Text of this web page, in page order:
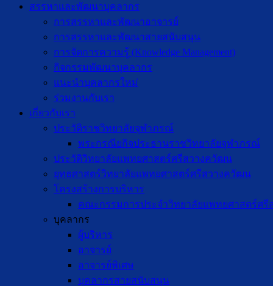
สรรหาและพัฒนาบุคลากร
การสรรหาและพัฒนาอาจารย์
การสรรหาและพัฒนาสายสนับสนุน
การจัดการความรู้ (Knowledge Management)
กิจกรรมพัฒนาบุคลากร
แนะนำบุคลากรใหม่
ร่วมงานกับเรา
เกี่ยวกับเรา
ประวัติราชวิทยาลัยจุฬาภรณ์
พระกรณียกิจประธานราชวิทยาลัยจุฬาภรณ์
ประวัติวิทยาลัยแพทยศาสตร์ศรีสวางควัฒน
ยุทธศาสตร์วิทยาลัยแพทยศาสตร์ศรีสวางควัฒน
โครงสร้างการบริหาร
คณะกรรมการประจำวิทยาลัยแพทยศาสตร์ศรี
บุคลากร
ผู้บริหาร
อาจารย์
อาจารย์พิเศษ
บุคลากรสายสนับสนุน